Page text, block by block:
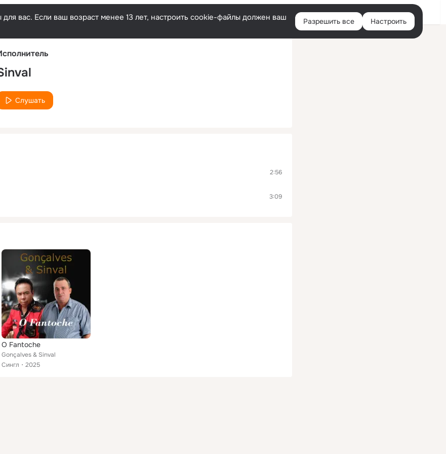
Русский Войти
вас. Если ваш возраст менее 13 лет, настроить cookie-файлы должен ваш
Разрешить все Настроить
Слушать
2:56
3:09
O Fantoche
Gonçalves & Sinval
Сингл
2025